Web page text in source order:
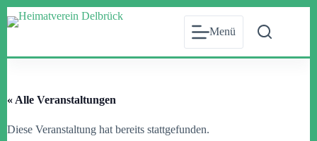
Zum
Inhalt
Menü
« Alle Veranstaltungen
Diese Veranstaltung hat bereits stattgefunden.